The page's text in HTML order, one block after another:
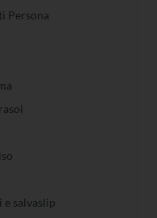
Persona
e salvaslip